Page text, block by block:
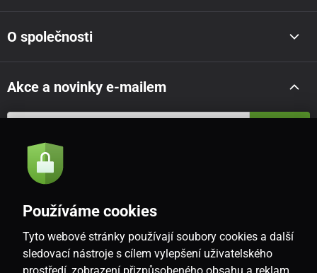
O společnosti
Akce a novinky e-mailem
Souhlasím se
CZ
Používáme cookies
Tyto webové stránky používají soubory cookies a další
sledovací nástroje s cílem vylepšení uživatelského